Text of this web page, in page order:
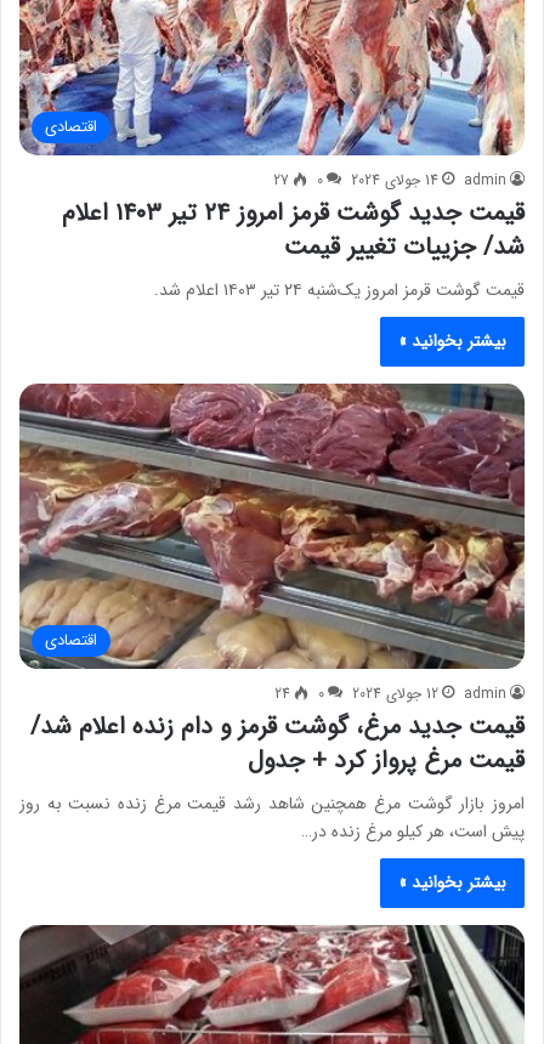
اقتصادی
admin 14 جولای 2024 0
27
قیمت جدید گوشت قرمز امروز ۲۴ تیر ۱۴۰۳ اعلام
شد/ جزییات تغییر قیمت
قیمت گوشت قرمز امروز یک‌شنبه ۲۴ تیر ۱۴۰۳ اعلام شد.
بیشتر بخوانید »
اقتصادی
admin 12 جولای 2024 0
24
قیمت جدید مرغ، گوشت قرمز و دام زنده اعلام شد/
قیمت مرغ پرواز کرد + جدول
امروز بازار گوشت مرغ همچنین شاهد رشد قیمت مرغ زنده نسبت به روز
پیش است، هر کیلو مرغ زنده در…
بیشتر بخوانید »